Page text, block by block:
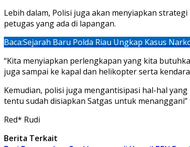
Lebih dalam, Polisi juga akan menyiapkan
petugas yang ada di lapangan.
Baca:Sejarah Baru Polda Riau Ungkap Kasus
“Kita menyiapkan perlengkapan yang kita
juga sampai ke kapal dan helikopter serta
Kemudian, polisi juga mengantisipasi hal-hal
tentu sudah disiapkan Satgas untuk
Red* Rudi
Berita Terkait